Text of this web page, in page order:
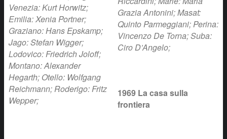
Venezia: Kurt Horwitz;
Emilia: Xenia Portner;
Graziano: Hans Epskamp;
Jago: Stefan Wigger;
Lodovico: Friedrich Joloff;
Montano: Alexander
Hegarth; Otello: Wolfgang
Reichmann; Roderigo: Fritz
Wepper;
Grazia Antonini; Masat:
Quinto Parmeggiani; Perina:
Vincenzo De Torna; Suba:
Ciro D’Angelo;
1969 La casa sulla
frontiera